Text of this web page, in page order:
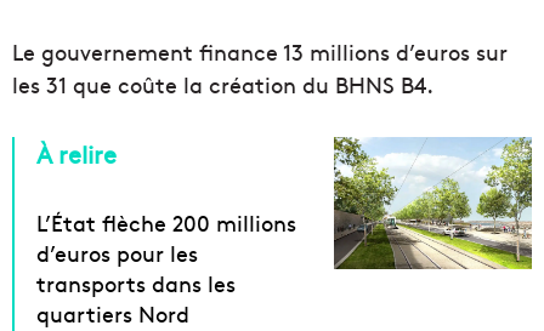
Le gouvernement finance 13 millions d’euros sur
les 31 que coûte la création du BHNS B4.
À relire
L’État flèche 200 millions
d’euros pour les
transports dans les
quartiers Nord